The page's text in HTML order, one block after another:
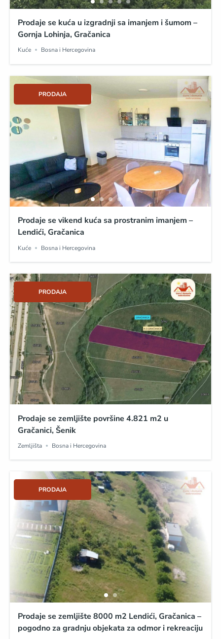
Prodaje se kuća u izgradnji sa imanjem i šumom –
Gornja Lohinja, Gračanica
Kuće Bosna i Hercegovina
PRODAJA
Prodaje se vikend kuća sa prostranim imanjem –
Lendići, Gračanica
Kuće Bosna i Hercegovina
PRODAJA
Prodaje se zemljište površine 4.821 m2 u
Gračanici, Šenik
Zemljišta Bosna i Hercegovina
PRODAJA
Prodaje se zemljište 8000 m2 Lendići, Gračanica –
pogodno za gradnju objekata za odmor i rekreaciju